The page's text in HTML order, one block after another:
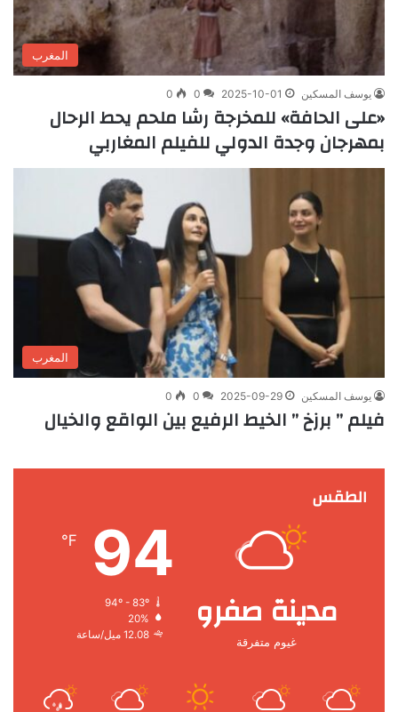
المغرب
يوسف المسكين 2025-10-01
0
0
«على الحافة» للمخرجة رشا ملحم يحط الرحال
بمهرجان وجدة الدولي للفيلم المغاربي
المغرب
يوسف المسكين 2025-09-29
0
0
فيلم ” برزخ ” الخيط الرفيع بين الواقع والخيال
الطقس
مدينة صفرو
غيوم متفرقة
94
℉
94º - 83º
20%
12.08 ميل/ساعة